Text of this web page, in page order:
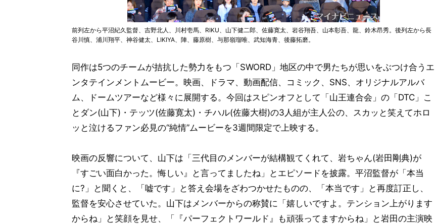
前列左から平沼紀久監督、吉野北人、川村壱馬、RIKU、山下健二郎、佐藤寛太、岩谷翔吾、山本彰吾、龍、鈴木昂秀。後列左から長
谷川慎、浦川翔平、神谷健太、LIKIYA、陣、藤原樹、与那嶺瑠唯、武知海青、後藤拓磨。
同作は5つのチームが拮抗した勢力をもつ「SWORD」地区の中で男たちが思いをぶつけ合うエ
ンタテインメントムービー。映画、ドラマ、動画配信、コミック、SNS、オリジナルアルバ
ム、ドームツアーなど様々に展開する。今回はスピンオフとして「山王連合会」の「DTC」こ
とダン(山下)・テッツ(佐藤寛太)・チハル(佐藤大樹)の3人組が主人公の、スカッと笑えてホロ
ッと泣けるファン必見の“純情”ムービーを3週間限定で上映する。
映画の反響について、山下は「三代目のメンバーが結構観てくれて、岩ちゃん(岩田剛典)が
『すごい面白かった。悔しい』と言ってましたね」とエピソードを披露。平沼監督が「本当
に?」と聞くと、「嘘です」と答え会場をざわつかせたものの、「本当です」と再度訂正し、
監督を安心させていた。山下はメンバーからの称賛に「嬉しいですよ。テンション上がります
からね」と笑顔を見せ、「『パーフェクトワールド』も頑張ってますからね」と岩田の主演映